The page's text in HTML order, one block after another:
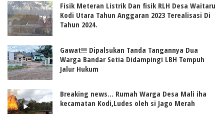
Fisik Meteran Listrik Dan fisik RLH Desa Waitaru
Kodi Utara Tahun Anggaran 2023 Terealisasi Di
Tahun 2024.
Gawat!!! Dipalsukan Tanda Tangannya Dua
Warga Bandar Setia Didampingi LBH Tempuh
Jalur Hukum
Breaking news... Rumah Warga Desa Mali iha
kecamatan Kodi,Ludes oleh si Jago Merah